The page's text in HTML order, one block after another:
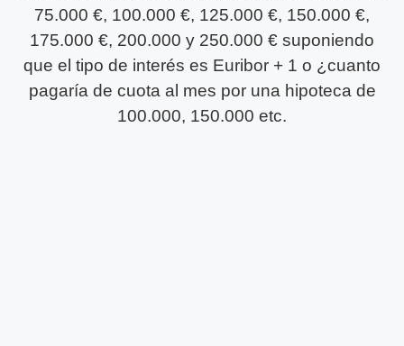
75.000 €, 100.000 €, 125.000 €, 150.000 €,
175.000 €, 200.000 y 250.000 € suponiendo
que el tipo de interés es Euribor + 1 o ¿cuanto
pagaría de cuota al mes por una hipoteca de
100.000, 150.000 etc.